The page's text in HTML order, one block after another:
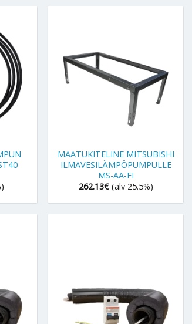
MAATUKITELINE MITSUBISHI
ILMAVESILÄMPÖPUMPULLE
MS-AA-FI
262.13€ (alv 25.5%)